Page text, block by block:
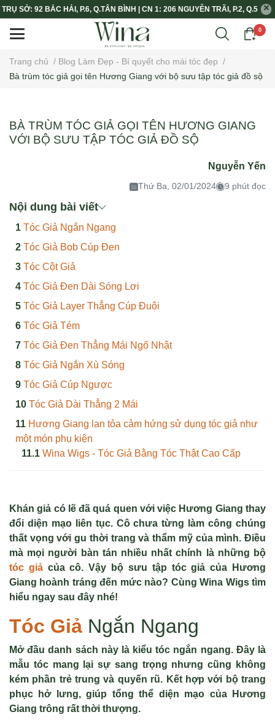
TRỤ SỞ: 92 BẮC HẢI, P.6, Q.TÂN BÌNH | CN 1: 206 NGUYỄN TRÃI, P.2, Q.5
0
Trang chủ / Blog Làm Đẹp - Bí quyết cho mái tóc đẹp /
Bà trùm tóc giả gọi tên Hương Giang với bộ sưu tập tóc giả đồ sộ
BÀ TRÙM TÓC GIẢ GỌI TÊN HƯƠNG GIANG
VỚI BỘ SƯU TẬP TÓC GIẢ ĐỒ SỘ
Nguyễn Yến
Thứ Ba, 02/01/2024 9 phút đọc
Nội dung bài viết
Tóc Giả Ngắn Ngang
Tóc Giả Bob Cúp Đen
Tóc Cột Giả
Tóc Giả Đen Dài Sóng Lơi
Tóc Giả Layer Thẳng Cúp Đuôi
Tóc Giả Tém
Tóc Giả Đen Thẳng Mái Ngố Nhật
Tóc Giả Ngắn Xù Sóng
Tóc Giả Cúp Ngược
Tóc Giả Dài Thẳng 2 Mái
Hương Giang lan tỏa cảm hứng sử dụng tóc giả như
một món phụ kiện
Wina Wigs - Tóc Giả Bằng Tóc Thật Cao Cấp
Khán giả có lẽ đã quá quen với việc Hương Giang thay
đổi diện mạo liên tục. Cô chưa từng làm công chúng
thất vọng với gu thời trang và thẩm mỹ của mình. Điều
mà mọi người bàn tán nhiều nhất chính là những bộ
tóc giảcủa cô. Vậy bộ sưu tập tóc giả của Hương
Giang hoành tráng đến mức nào? Cùng Wina Wigs tìm
hiểu ngay sau đây nhé!
Tóc Giả Ngắn Ngang
Mở đầu danh sách này là kiểu tóc ngắn ngang. Đây là
mẫu tóc mang lại sự sang trọng nhưng cũng không
kém phần trẻ trung và quyến rũ. Kết hợp với bộ trang
phục hở lưng, giúp tổng thể diện mạo của Hương
Giang trông rất thời thượng.